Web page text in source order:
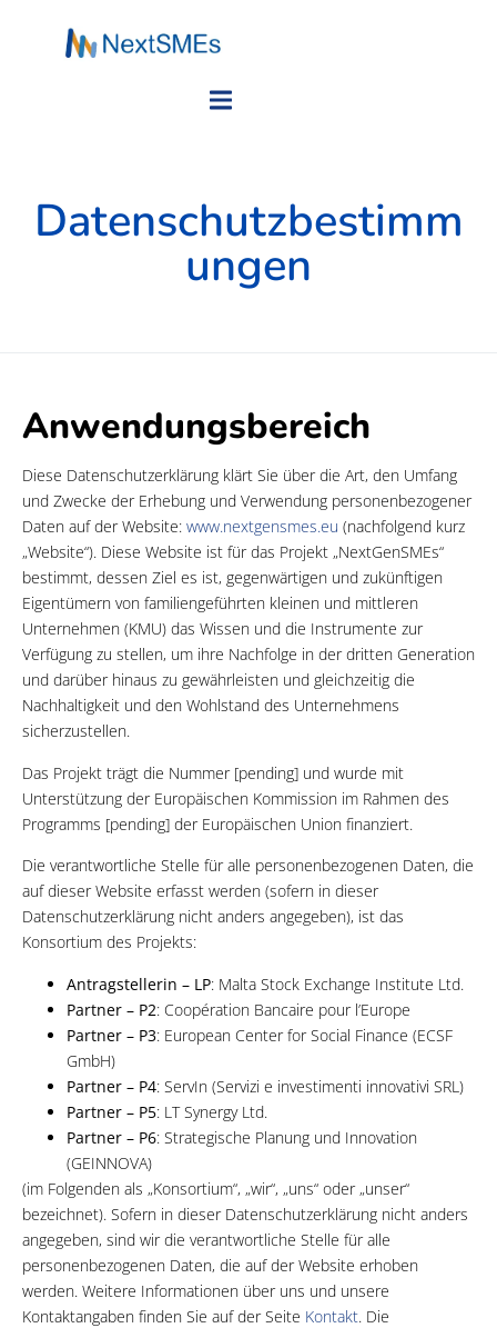
Datenschutzbestimm
ungen
Anwendungsbereich
Diese Datenschutzerklärung klärt Sie über die Art, den Umfang
und Zwecke der Erhebung und Verwendung personenbezogener
Daten auf der Website: www.nextgensmes.eu (nachfolgend kurz
„Website“). Diese Website ist für das Projekt „NextGenSMEs“
bestimmt, dessen Ziel es ist, gegenwärtigen und zukünftigen
Eigentümern von familiengeführten kleinen und mittleren
Unternehmen (KMU) das Wissen und die Instrumente zur
Verfügung zu stellen, um ihre Nachfolge in der dritten Generation
und darüber hinaus zu gewährleisten und gleichzeitig die
Nachhaltigkeit und den Wohlstand des Unternehmens
sicherzustellen.
Das Projekt trägt die Nummer [pending] und wurde mit
Unterstützung der Europäischen Kommission im Rahmen des
Programms [pending] der Europäischen Union finanziert.
Die verantwortliche Stelle für alle personenbezogenen Daten, die
auf dieser Website erfasst werden (sofern in dieser
Datenschutzerklärung nicht anders angegeben), ist das
Konsortium des Projekts:
Antragstellerin – LP: Malta Stock Exchange Institute Ltd.
Partner – P2: Coopération Bancaire pour l’Europe
Partner – P3: European Center for Social Finance (ECSF
GmbH)
Partner – P4: ServIn (Servizi e investimenti innovativi SRL)
Partner – P5: LT Synergy Ltd.
Partner – P6: Strategische Planung und Innovation
(GEINNOVA)
(im Folgenden als „Konsortium“, „wir“, „uns“ oder „unser“
bezeichnet). Sofern in dieser Datenschutzerklärung nicht anders
angegeben, sind wir die verantwortliche Stelle für alle
personenbezogenen Daten, die auf der Website erhoben
werden. Weitere Informationen über uns und unsere
Kontaktangaben finden Sie auf der Seite Kontakt. Die